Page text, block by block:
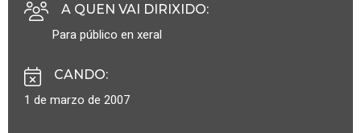
A QUEN VAI DIRIXIDO:
Para público en xeral
CANDO:
1 de marzo de 2007